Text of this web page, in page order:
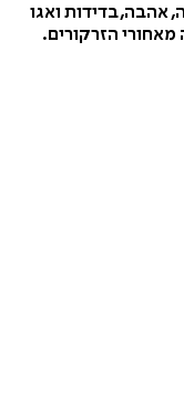
בדידות ואגו
הזרקורים.